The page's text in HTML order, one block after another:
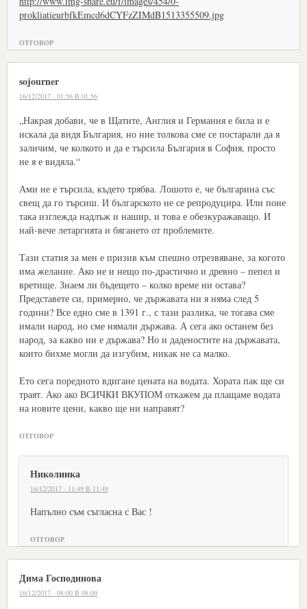
prokliatieurbfkEmcd6dCYFzZIMdB1513355509.jpg
ОТГОВОР
sojourner
16/12/2017 · 01:56 В 01:56
„Накрая добави, че в Щатите, Англия и Германия е била и е
искала да видя България, но ние толкова сме се постарали да я
заличим, че колкото и да е търсила България в София, просто
не я е видяла.“
Ами не е търсила, където трябва. Лошото е, че българина със
свещ да го търсиш. И българското не се репродуцира. Или поне
така изглежда надлъж и нашир, и това е обезкуражаващо. И
най-вече летаргията и бягането от проблемите.
Тази статия за мен е призив към спешно отрезвяване, за когото
има желание. Ако не и нещо по-драстично и древно – пепел и
вретище. Знаем ли бъдещето – колко време ни остава?
Представете си, примерно, че държавата ни я няма след 5
години? Все едно сме в 1391 г., с тази разлика, че тогава сме
имали народ, но сме нямали държава. А сега ако останем без
народ, за какво ни е държава? Но и даденостите на държавата,
които бихме могли да изгубим, никак не са малко.
Ето сега поредното вдигане цената на водата. Хората пак ще си
траят. Ако ако ВСИЧКИ ВКУПОМ откажем да плащаме водата
на новите цени, какво ще ни направят?
ОТГОВОР
Николинка
16/12/2017 · 11:49 В 11:49
Напълно съм съгласна с Вас !
ОТГОВОР
Дима Господинова
16/12/2017 · 08:00 В 08:00